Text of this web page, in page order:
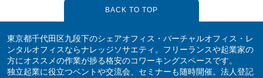
BACK TO TOP
東京都千代田区九段下のシェアオフィス・バーチャルオフィス・レ
ンタルオフィスならナレッジソサエティ。フリーランスや起業家の
方にオススメの作業が捗る格安のコワーキングスペースです。
独立起業に役立つベントや交流会、セミナーも随時開催。法人登記